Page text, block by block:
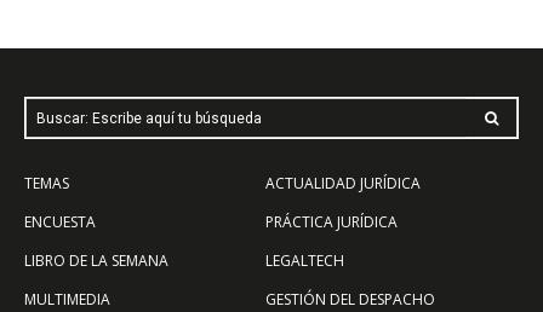
Buscar: Escribe aquí tu búsqueda
TEMAS
ENCUESTA
LIBRO DE LA SEMANA
MULTIMEDIA
ACTUALIDAD JURÍDICA
PRÁCTICA JURÍDICA
LEGALTECH
GESTIÓN DEL DESPACHO